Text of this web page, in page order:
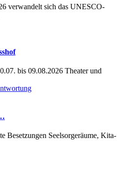
verwandelt sich das UNESCO-
bis 09.08.2026 Theater und
Besetzungen Seelsorgeräume, Kita-